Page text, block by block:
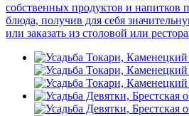
собственных продуктов и напитков
блюда, получив для себя
или заказать из столовой или